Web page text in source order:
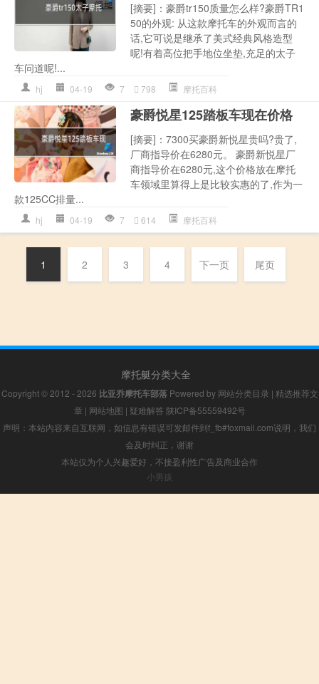
[摘要]：豪爵tr150质量怎么样?豪爵TR1
50的外观: 从这款摩托车的外观而言的
话,它可说是继承了美式经典风格造型
呢!有着高位把手地位坐垫,充足的太子
车问道呢!...
hj 04-19 7 798 摩托百科
豪爵悦星125踏板车现在价格
[摘要]：7300买豪爵新悦星贵吗?贵了,
厂商指导价在6280元。 豪爵新悦星厂
商指导价在6280元,这个价格放在摩托
车领域里算得上是比较实惠的了,作为一
款125CC排量...
hj 04-19 7 614 摩托百科
1 2 3 4 下一页 尾页
摩托艇分类大全
Copyright © 2012 - 2026 比亚乔摩托车部落Powered by 网站分类目录 | 精选推荐文
章 | 网站地图 | 疑难解答 陕ICP备55559492号
声明：本站内容来自互联网，如信息有错误可发邮件到f_fb#foxmail.com说明，我们
会及时纠正，谢谢
本站仅为个人兴趣爱好，不接盈利性广告及商业合作
小男孩